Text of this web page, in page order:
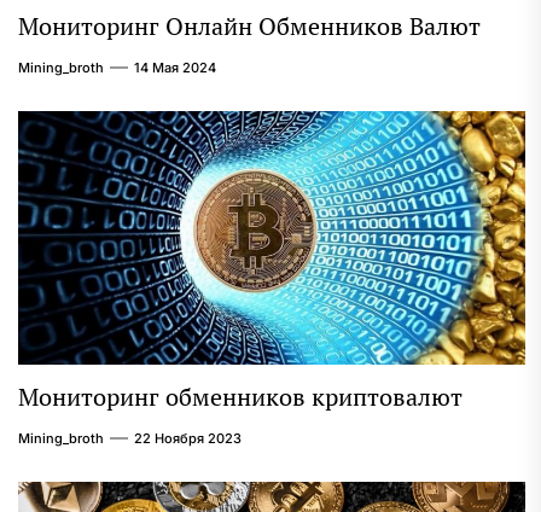
Мониторинг Онлайн Обменников Валют
Mining_broth 14 Мая 2024
Мониторинг обменников криптовалют
Mining_broth 22 Ноября 2023